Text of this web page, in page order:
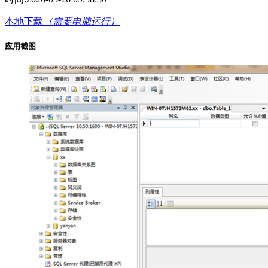
本地下载 （需要电脑运行）
应用截图